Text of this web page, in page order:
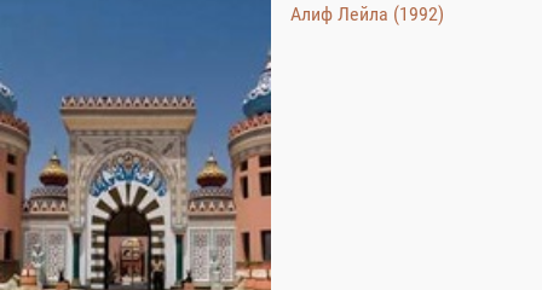
Алиф Лейла (1992)